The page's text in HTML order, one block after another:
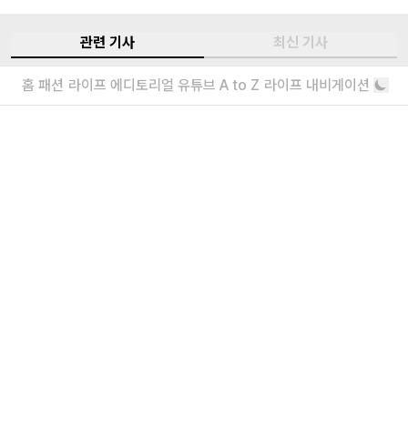
관련 기사 최신 기사
어도어 복귀 의사를 밝힌 하니와 다니엘의
홈 패션 라이프 에디토리얼 유튜브 A to Z 라이프 내비게이션